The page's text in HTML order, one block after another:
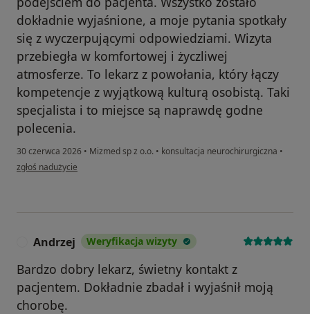
dokładnie wyjaśnione, a moje pytania spotkały
się z wyczerpującymi odpowiedziami. Wizyta
przebiegła w komfortowej i życzliwej
atmosferze. To lekarz z powołania, który łączy
kompetencje z wyjątkową kulturą osobistą. Taki
specjalista i to miejsce są naprawdę godne
polecenia.
30 czerwca 2026 • Mizmed sp z o.o. • konsultacja neurochirurgiczna •
w opinii użytkownika Lucyna Kustra
zgłoś nadużycie
Andrzej Weryfikacja wizyty
Bardzo dobry lekarz, świetny kontakt z
pacjentem. Dokładnie zbadał i wyjaśnił moją
chorobę.